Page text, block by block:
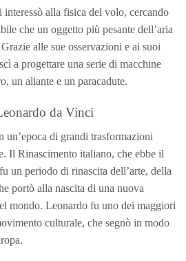
alla fisica del volo, cercando
che un oggetto più pesante dell’aria
alle sue osservazioni e ai suoi
a progettare una serie di macchine
un aliante e un paracadute.
da Vinci
un’epoca di grandi trasformazioni
Il Rinascimento italiano, che ebbe il
un periodo di rinascita dell’arte, della
portò alla nascita di una nuova
mondo. Leonardo fu uno dei maggiori
culturale, che segnò in modo